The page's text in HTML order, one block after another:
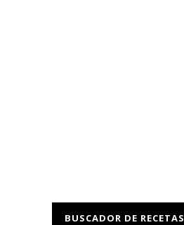
BUSCADOR DE RECETAS